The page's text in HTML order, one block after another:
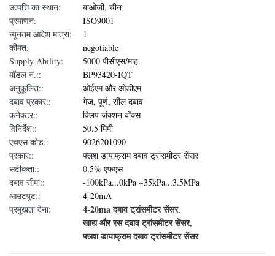
उत्पत्ति का स्थान:
बाओजी, चीन
प्रमाणन:
ISO9001
न्यूनतम आदेश मात्रा:
1
कीमत:
negotiable
Supply Ability:
5000 पीसीएस/माह
मॉडल नं.::
BP93420-IQT
अनुकूलित::
ओईएम और ओडीएम
दबाव प्रकार::
गेज, पूर्ण, सील दबाव
कनेक्टर::
क्लिप जंक्शन बॉक्स
विनिर्देश::
50.5 मिमी
एचएस कोड::
9026201090
प्रकार::
फ्लश डायाफ्राम दबाव ट्रांसमीटर सेंसर
सटीकता::
0.5% एफएस
दबाव सीमा::
-100kPa...0kPa ~35kPa...3.5MPa
आउटपुट::
4-20mA
प्रमुखता देना:
4-20ma दबाव ट्रांसमीटर सेंसर,
खाद्य और रस दबाव ट्रांसमीटर सेंसर,
फ्लश डायाफ्राम दबाव ट्रांसमीटर सेंसर